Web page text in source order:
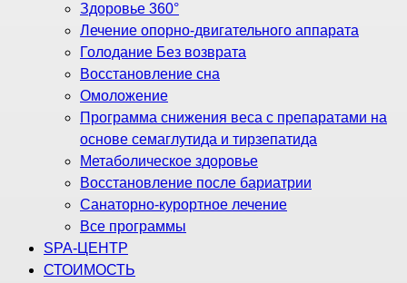
Здоровье 360°
Лечение опорно-двигательного аппарата
Голодание Без возврата
Восстановление сна
Омоложение
Программа снижения веса с препаратами на
основе семаглутида и тирзепатида
Метаболическое здоровье
Восстановление после бариатрии
Санаторно-курортное лечение
Все программы
SPA-ЦЕНТР
СТОИМОСТЬ